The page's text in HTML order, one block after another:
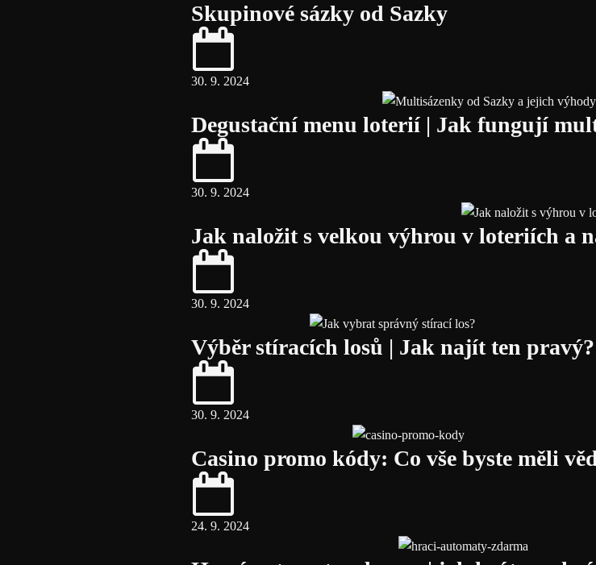
Skupinové sázky od Sazky
30. 9. 2024
Degustační menu loterií | Jak fungují
30. 9. 2024
Jak naložit s velkou výhrou v loteriích a
30. 9. 2024
Výběr stíracích losů | Jak najít ten pravý?
30. 9. 2024
Casino promo kódy: Co vše byste měli
24. 9. 2024